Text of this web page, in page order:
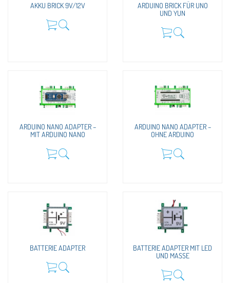
AKKU BRICK 9V/12V
ARDUINO BRICK FÜR UNO
UND YUN
ARDUINO NANO ADAPTER –
MIT ARDUINO NANO
ARDUINO NANO ADAPTER –
OHNE ARDUINO
BATTERIE ADAPTER
BATTERIE ADAPTER MIT LED
UND MASSE